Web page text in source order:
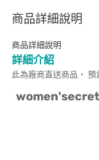
商品詳細說明
商品詳細說明
詳細介紹
此為廠商直送商品，
women'secret